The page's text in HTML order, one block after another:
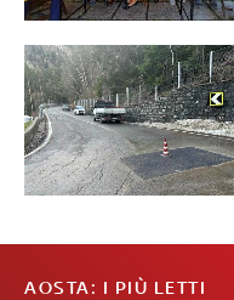
AOSTA: I PIÙ LETTI